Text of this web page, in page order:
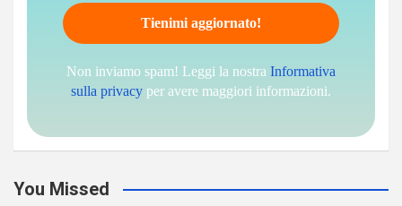
Non inviamo spam! Leggi la nostra Informativa
sulla privacy per avere maggiori informazioni.
You Missed